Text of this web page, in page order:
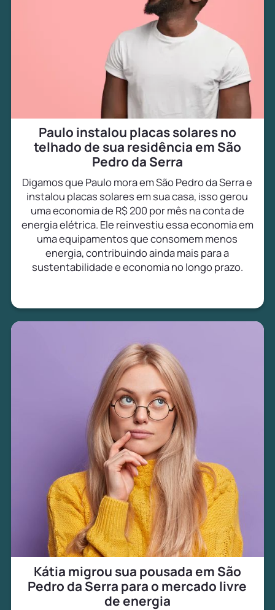
Paulo instalou placas solares no
telhado de sua residência em São
Pedro da Serra
Digamos que Paulo mora em São Pedro da Serra e
instalou placas solares em sua casa, isso gerou
uma economia de R$ 200 por mês na conta de
energia elétrica. Ele reinvestiu essa economia em
uma equipamentos que consomem menos
energia, contribuindo ainda mais para a
sustentabilidade e economia no longo prazo.
Kátia migrou sua pousada em São
Pedro da Serra para o mercado livre
de energia